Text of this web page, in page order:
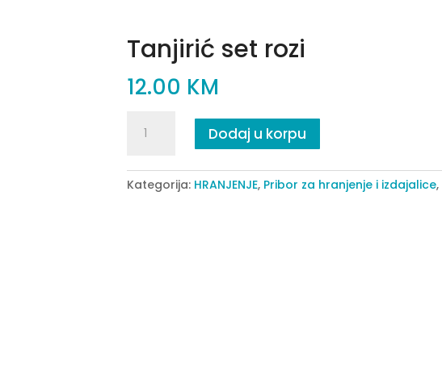
Tanjirić set rozi
12.00 KM
quantity
Dodaj u korpu
Kategorija: HRANJENJE, Pribor za hranjenje i izdajalice,